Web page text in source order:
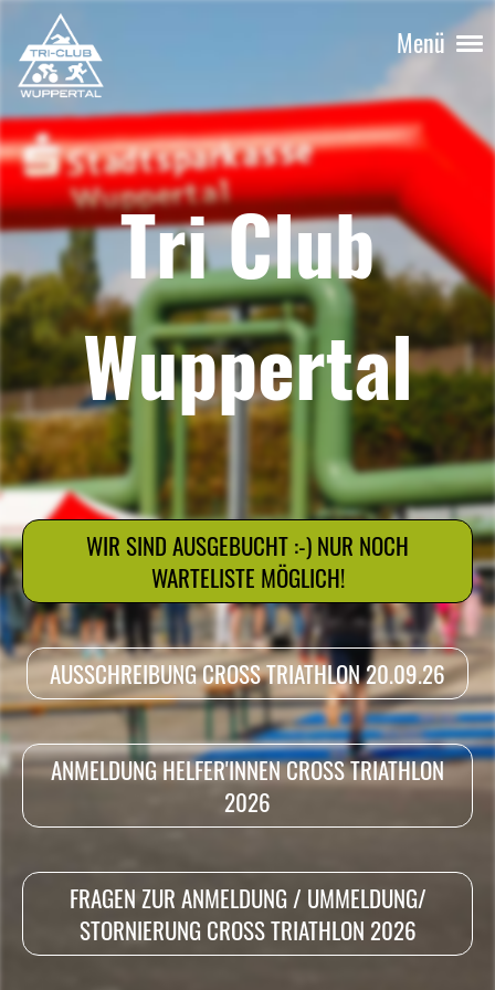
Menü
Tri Club
Wuppertal
WIR SIND AUSGEBUCHT :-) NUR NOCH
WARTELISTE MÖGLICH!
AUSSCHREIBUNG CROSS TRIATHLON 20.09.26
ANMELDUNG HELFER'INNEN CROSS TRIATHLON
2026
FRAGEN ZUR ANMELDUNG / UMMELDUNG/
STORNIERUNG CROSS TRIATHLON 2026